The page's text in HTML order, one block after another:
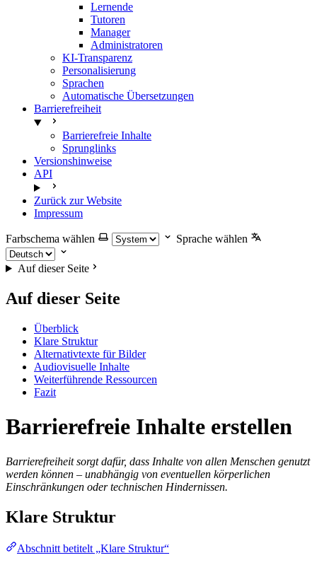
Lernende
Tutoren
Manager
Administratoren
KI-Transparenz
Personalisierung
Sprachen
Automatische Übersetzungen
Barrierefreiheit
Barrierefreie Inhalte
Sprunglinks
Versionshinweise
API
Zurück zur Website
Impressum
Farbschema wählen Sprache wählen
Auf dieser Seite
Auf dieser Seite
Überblick
Klare Struktur
Alternativtexte für Bilder
Audiovisuelle Inhalte
Weiterführende Ressourcen
Fazit
Barrierefreie Inhalte erstellen
Barrierefreiheit sorgt dafür, dass Inhalte von allen Menschen genutzt
werden können – unabhängig von eventuellen körperlichen
Einschränkungen oder technischen Hindernissen.
Klare Struktur
Abschnitt betitelt „Klare Struktur“